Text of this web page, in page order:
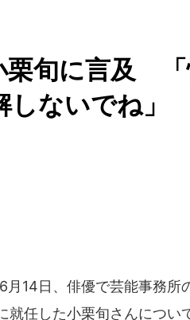
栗旬に言及
ないでね」
14日、俳優で芸能事務所
任した小栗旬さんについ